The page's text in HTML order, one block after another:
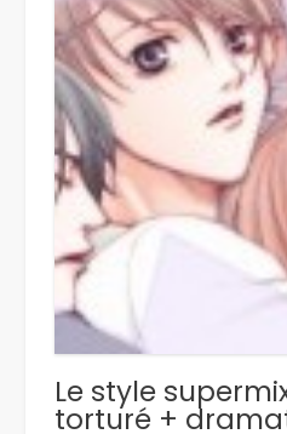
Le style
torturé +